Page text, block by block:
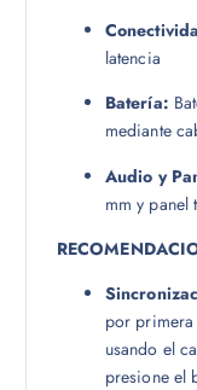
latencia
Batería:
mediante
Audio y
mm y panel
por primera
usando el
presione el